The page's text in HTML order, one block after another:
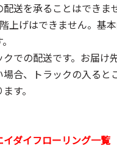
送を承ることはできま
上げはできません。基
での配送です。お届け
場合、トラックの入ると
す。
ダイフローリング一覧